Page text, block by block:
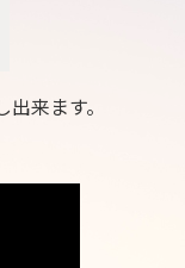
来ます。